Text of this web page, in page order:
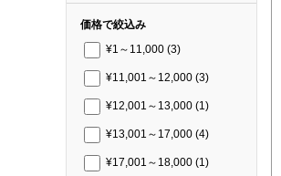
価格で絞込み
¥1～11,000 (3)
¥11,001～12,000 (3)
¥12,001～13,000 (1)
¥13,001～17,000 (4)
¥17,001～18,000 (1)